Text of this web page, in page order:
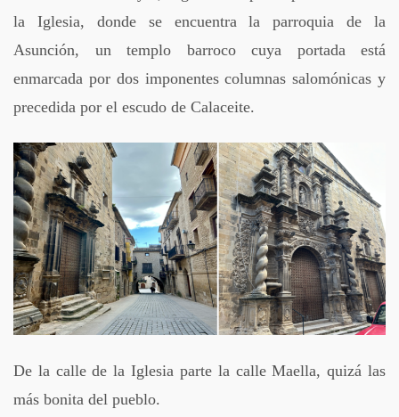
la Iglesia, donde se encuentra la parroquia de la
Asunción, un templo barroco cuya portada está
enmarcada por dos imponentes columnas salomónicas y
precedida por el escudo de Calaceite.
De la calle de la Iglesia parte la calle Maella, quizá las
más bonita del pueblo.